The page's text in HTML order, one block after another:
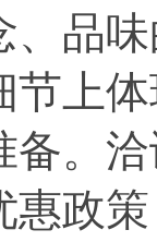
、品
节上
备。
惠政